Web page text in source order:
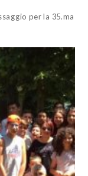
per la 35.ma